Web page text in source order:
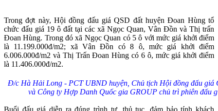
Trong đợt này, Hội đồng đấu giá QSD đất huyện Đoan Hùng tổ
chức đấu giá 19 ô đất tại các xã Ngọc Quan, Vân Đồn và Thị trấn
Đoan Hùng. Trong đó xã Ngọc Quan có 5 ô với mức giá khởi điểm
là 11.199.000đ/m2; xã Vân Đồn có 8 ô, mức giá khởi điểm
6.006.000đ/m2 và Thị Trấn Đoan Hùng có 6 ô, mức giá khởi điểm
là 11.406.000đ/m2.
Đ/c Hà Hải Long - PCT UBND huyện, Chủ tịch Hội đồng đấu giá
và Công ty Hợp Danh Quốc gia GROUP chủ trì phiên đấu
Buổi đấu giá diễn ra đúng trình tự, thủ tục, đảm bảo tính khách